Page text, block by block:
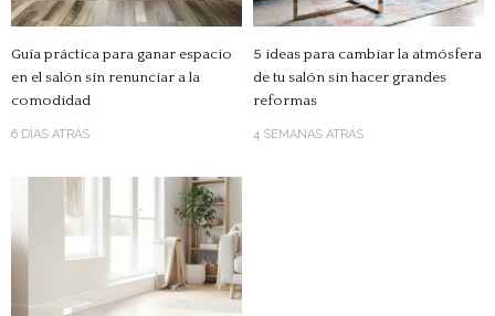
Guía práctica para ganar espacio
en el salón sin renunciar a la
comodidad
6 DÍAS ATRÁS
5 ideas para cambiar la atmósfera
de tu salón sin hacer grandes
reformas
4 SEMANAS ATRÁS